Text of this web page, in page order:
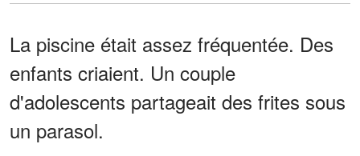
La piscine était assez fréquentée. Des
enfants criaient. Un couple
d'adolescents partageait des frites sous
un parasol.